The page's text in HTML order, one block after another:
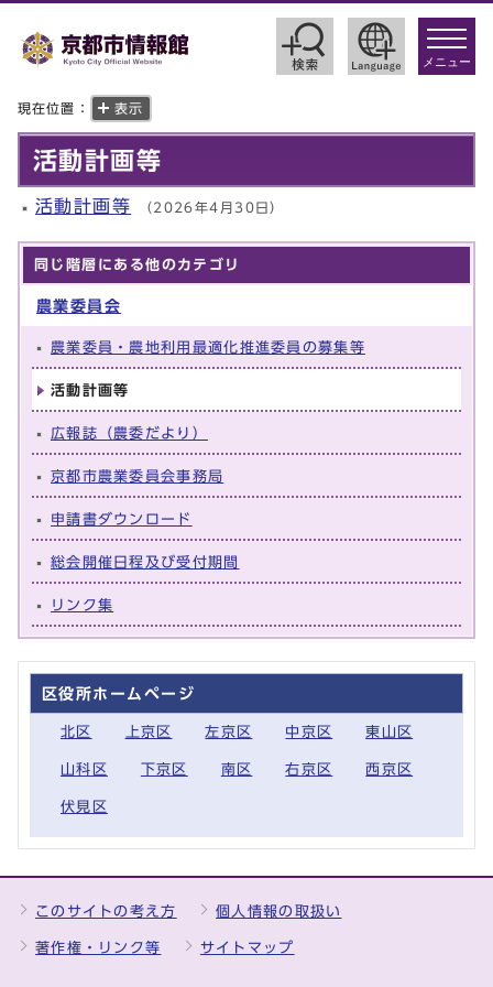
toggle
メニュー
現在位置： 表示
活動計画等
活動計画等 （2026年4月30日）
同じ階層にある他のカテゴリ
農業委員会
農業委員・農地利用最適化推進委員の募集等
活動計画等
広報誌（農委だより）
京都市農業委員会事務局
申請書ダウンロード
総会開催日程及び受付期間
リンク集
区役所ホームページ
北区 上京区 左京区 中京区 東山区
山科区 下京区 南区 右京区 西京区
伏見区
このサイトの考え方 個人情報の取扱い
著作権・リンク等 サイトマップ